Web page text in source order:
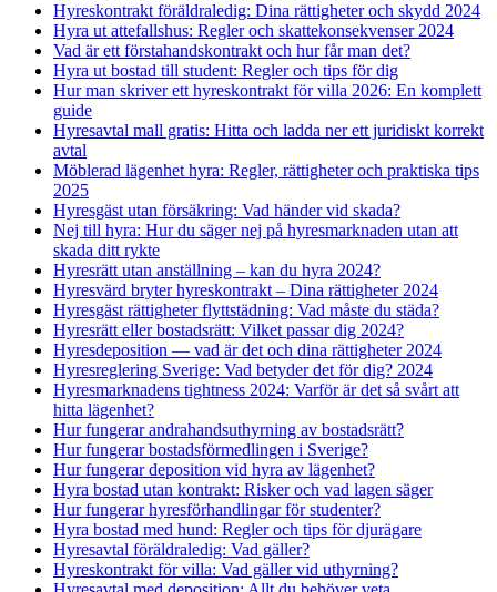
Hyreskontrakt föräldraledig: Dina rättigheter och skydd 2024
Hyra ut attefallshus: Regler och skattekonsekvenser 2024
Vad är ett förstahandskontrakt och hur får man det?
Hyra ut bostad till student: Regler och tips för dig
Hur man skriver ett hyreskontrakt för villa 2026: En komplett
guide
Hyresavtal mall gratis: Hitta och ladda ner ett juridiskt korrekt
avtal
Möblerad lägenhet hyra: Regler, rättigheter och praktiska tips
2025
Hyresgäst utan försäkring: Vad händer vid skada?
Nej till hyra: Hur du säger nej på hyresmarknaden utan att
skada ditt rykte
Hyresrätt utan anställning – kan du hyra 2024?
Hyresvärd bryter hyreskontrakt – Dina rättigheter 2024
Hyresgäst rättigheter flyttstädning: Vad måste du städa?
Hyresrätt eller bostadsrätt: Vilket passar dig 2024?
Hyresdeposition — vad är det och dina rättigheter 2024
Hyresreglering Sverige: Vad betyder det för dig? 2024
Hyresmarknadens tightness 2024: Varför är det så svårt att
hitta lägenhet?
Hur fungerar andrahandsuthyrning av bostadsrätt?
Hur fungerar bostadsförmedlingen i Sverige?
Hur fungerar deposition vid hyra av lägenhet?
Hyra bostad utan kontrakt: Risker och vad lagen säger
Hur fungerar hyresförhandlingar för studenter?
Hyra bostad med hund: Regler och tips för djurägare
Hyresavtal föräldraledig: Vad gäller?
Hyreskontrakt för villa: Vad gäller vid uthyrning?